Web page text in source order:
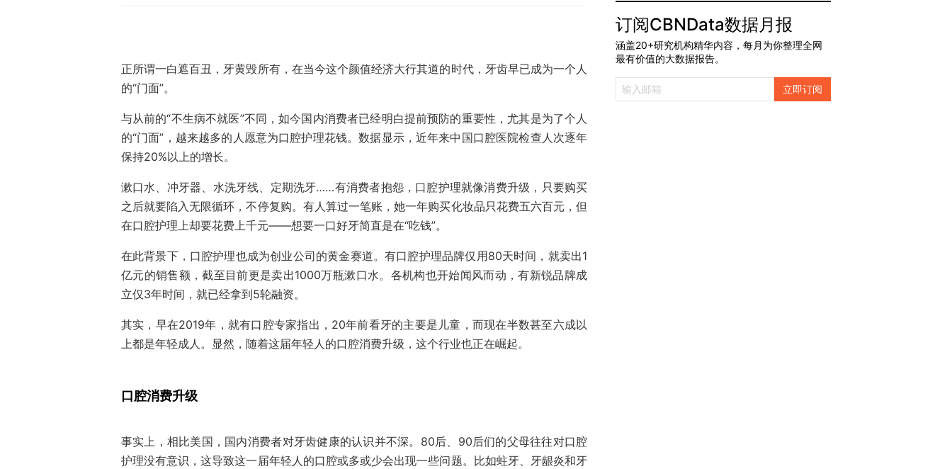
正所谓一白遮百丑，牙黄毁所有，在当今这个颜值经济大行其道的时代，牙齿早已成为一个人
的“门面”。
与从前的“不生病不就医”不同，如今国内消费者已经明白提前预防的重要性，尤其是为了个人
的“门面”，越来越多的人愿意为口腔护理花钱。数据显示，近年来中国口腔医院检查人次逐年
保持20%以上的增长。
漱口水、冲牙器、水洗牙线、定期洗牙……有消费者抱怨，口腔护理就像消费升级，只要购买
之后就要陷入无限循环，不停复购。有人算过一笔账，她一年购买化妆品只花费五六百元，但
在口腔护理上却要花费上千元——想要一口好牙简直是在“吃钱”。
在此背景下，口腔护理也成为创业公司的黄金赛道。有口腔护理品牌仅用80天时间，就卖出1
亿元的销售额，截至目前更是卖出1000万瓶漱口水。各机构也开始闻风而动，有新锐品牌成
立仅3年时间，就已经拿到5轮融资。
其实，早在2019年，就有口腔专家指出，20年前看牙的主要是儿童，而现在半数甚至六成以
上都是年轻成人。显然，随着这届年轻人的口腔消费升级，这个行业也正在崛起。
口腔消费升级
事实上，相比美国，国内消费者对牙齿健康的认识并不深。80后、90后们的父母往往对口腔
护理没有意识，这导致这一届年轻人的口腔或多或少会出现一些问题。比如蛀牙、牙龈炎和牙
订阅CBNData数据月报
涵盖20+研究机构精华内容，每月为你整理全网
最有价值的大数据报告。
立即订阅